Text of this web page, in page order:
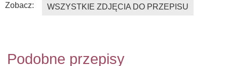
Zobacz: WSZYSTKIE ZDJĘCIA DO PRZEPISU
Podobne przepisy